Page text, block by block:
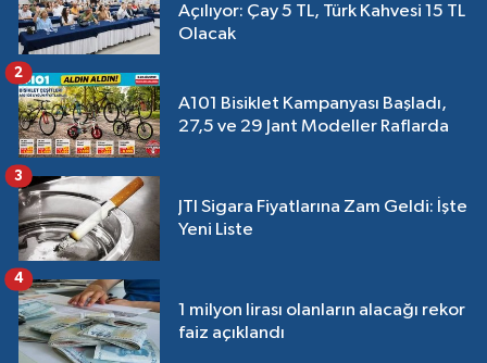
Açılıyor: Çay 5 TL, Türk Kahvesi 15 TL
Olacak
A101 Bisiklet Kampanyası Başladı,
27,5 ve 29 Jant Modeller Raflarda
2
JTI Sigara Fiyatlarına Zam Geldi: İşte
Yeni Liste
3
1 milyon lirası olanların alacağı rekor
faiz açıklandı
4